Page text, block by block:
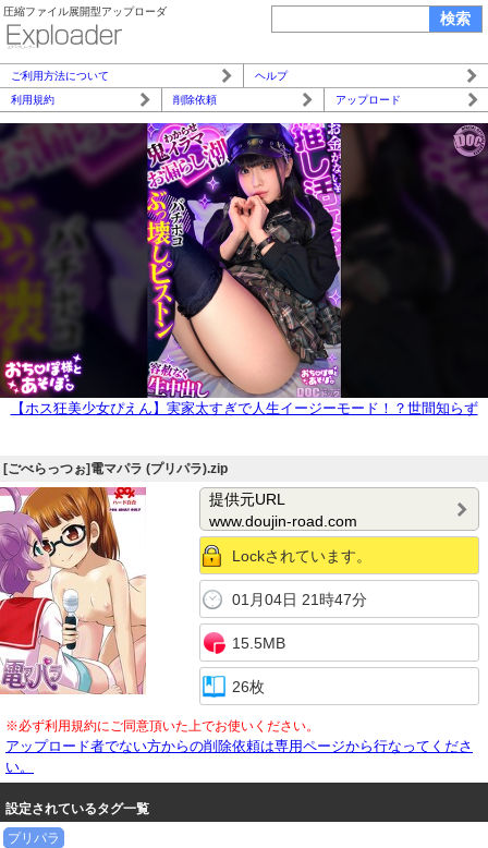
圧縮ファイル展開型アップローダ
ご利用方法について
ヘルプ
利用規約
削除依頼 アップロード
【ホス狂美少女ぴえん】実家太すぎで人生イージーモード！？世間知らず
ザーメンを中出し&顔面ぶっかけ！！【おち●ぽ様とあそぼ。】【しおり
ん】
[ごべらっつぉ]電マパラ (プリパラ).zip
提供元URL
www.doujin-road.com
Lockされています。
01月04日 21時47分
15.5MB
26枚
※必ず利用規約にご同意頂いた上でお使いください。
アップロード者でない方からの削除依頼は専用ページから行なってくださ
い。
設定されているタグ一覧
プリパラ